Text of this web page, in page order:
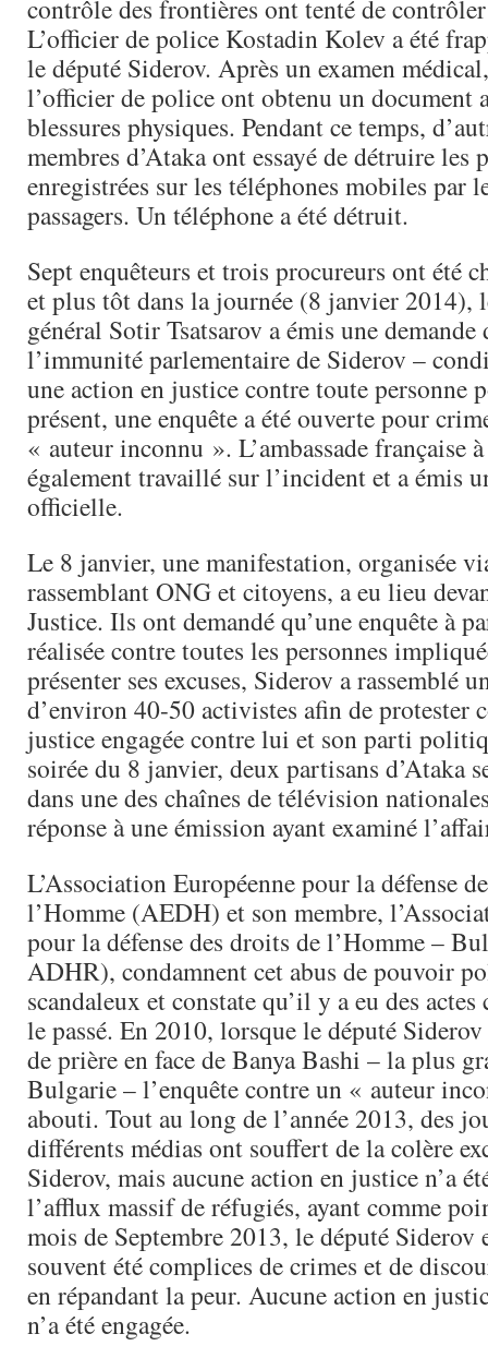
contrôle des frontières ont tenté de
L’officier de police Kostadin Kolev a été
le député Siderov. Après un examen
l’officier de police ont obtenu un document
blessures physiques. Pendant ce temps,
membres d’Ataka ont essayé de détruire les
enregistrées sur les téléphones mobiles par
passagers. Un téléphone a été détruit.
Sept enquêteurs et trois procureurs ont été
et plus tôt dans la journée (8 janvier 2014),
général Sotir Tsatsarov a émis une demande
l’immunité parlementaire de Siderov –
une action en justice contre toute personne
présent, une enquête a été ouverte pour
« auteur inconnu ». L’ambassade française
également travaillé sur l’incident et a émis
officielle.
Le 8 janvier, une manifestation, organisée
rassemblant ONG et citoyens, a eu lieu
Justice. Ils ont demandé qu’une enquête à
réalisée contre toutes les personnes
présenter ses excuses, Siderov a rassemblé
d’environ 40-50 activistes afin de protester
justice engagée contre lui et son parti
soirée du 8 janvier, deux partisans d’Ataka
dans une des chaînes de télévision
réponse à une émission ayant examiné
L’Association Européenne pour la défense
l’Homme (AEDH) et son membre,
pour la défense des droits de l’Homme –
ADHR), condamnent cet abus de pouvoir
scandaleux et constate qu’il y a eu des actes
le passé. En 2010, lorsque le député
de prière en face de Banya Bashi – la plus
Bulgarie – l’enquête contre un « auteur
abouti. Tout au long de l’année 2013, des
différents médias ont souffert de la colère
Siderov, mais aucune action en justice n’a
l’afflux massif de réfugiés, ayant comme
mois de Septembre 2013, le député Siderov
souvent été complices de crimes et de
en répandant la peur. Aucune action en
n’a été engagée.